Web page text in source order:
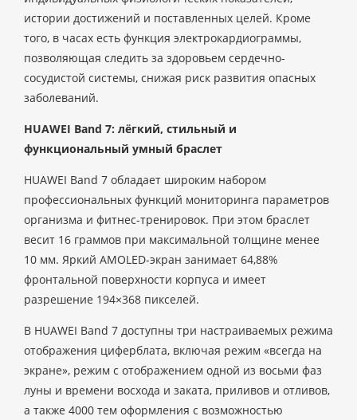
истории достижений и поставленных целей. Кроме
того, в часах есть функция электрокардиограммы,
позволяющая следить за здоровьем сердечно-
сосудистой системы, снижая риск развития опасных
заболеваний.
HUAWEI Band 7: лёгкий, стильный и
функциональный умный браслет
HUAWEI Band 7 обладает широким набором
профессиональных функций мониторинга параметров
организма и фитнес-тренировок. При этом браслет
весит 16 граммов при максимальной толщине менее
10 мм. Яркий AMOLED-экран занимает 64,88%
фронтальной поверхности корпуса и имеет
разрешение 194×368 пикселей.
В HUAWEI Band 7 доступны три настраиваемых режима
отображения циферблата, включая режим «всегда на
экране», режим с отображением одной из восьми фаз
луны и времени восхода и заката, приливов и отливов,
а также 4000 тем оформления с возможностью